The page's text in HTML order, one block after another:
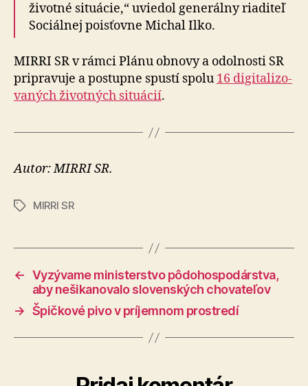
životné situácie,“ uviedol ge­ne­rálny ria­di­teľ
So­ciál­nej pois­ťov­ne Michal Ilko.
MIRRI SR v rámci Plánu obnovy a odol­nosti SR
pripravuje a postupne spustí spolu 16 di­gi­ta­li­zo­
va­ných ži­vot­ných si­tu­á­cií.
Autor: MIRRI SR.
ZnačkyMIRRI SR
← Vyzývame ministerstvo pôdohospodárstva,
aby nešikanovalo slovenských chovateľov
→ Špičkové pivo v príjemnom prostredí